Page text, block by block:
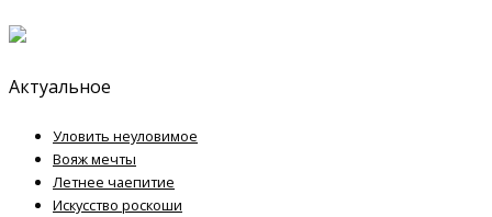
Актуальное
Уловить неуловимое
Вояж мечты
Летнее чаепитие
Искусство роскоши